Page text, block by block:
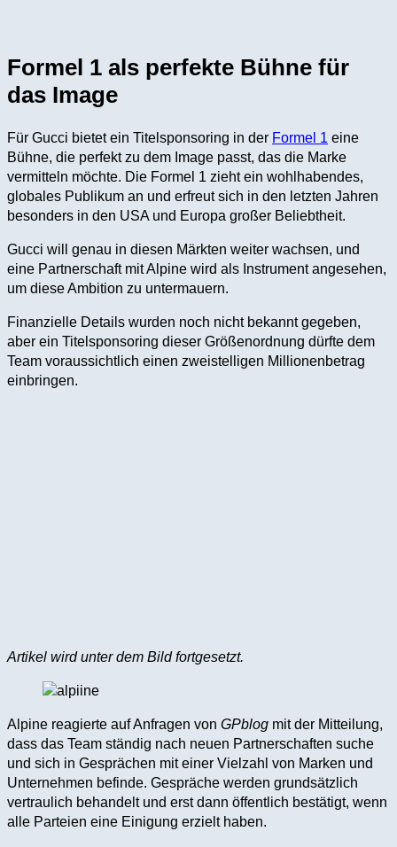
Formel 1 als perfekte Bühne für
das Image
Für Gucci bietet ein Titelsponsoring in der Formel 1 eine
Bühne, die perfekt zu dem Image passt, das die Marke
vermitteln möchte. Die Formel 1 zieht ein wohlhabendes,
globales Publikum an und erfreut sich in den letzten Jahren
besonders in den USA und Europa großer Beliebtheit.
Gucci will genau in diesen Märkten weiter wachsen, und
eine Partnerschaft mit Alpine wird als Instrument angesehen,
um diese Ambition zu untermauern.
Finanzielle Details wurden noch nicht bekannt gegeben,
aber ein Titelsponsoring dieser Größenordnung dürfte dem
Team voraussichtlich einen zweistelligen Millionenbetrag
einbringen.
Artikel wird unter dem Bild fortgesetzt.
Alpine reagierte auf Anfragen von GPblog mit der Mitteilung,
dass das Team ständig nach neuen Partnerschaften suche
und sich in Gesprächen mit einer Vielzahl von Marken und
Unternehmen befinde. Gespräche werden grundsätzlich
vertraulich behandelt und erst dann öffentlich bestätigt, wenn
alle Parteien eine Einigung erzielt haben.